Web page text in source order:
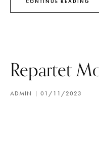
Repartet
ADMIN 01/11/2023